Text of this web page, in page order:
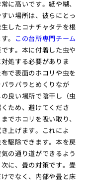
に高いです。紙や糊、
い場所は、彼らにとっ
したコナチャタテを根
。 この台所専門チーム
す。本に付着した虫や
処する必要がありま
で表面のホコリや虫を
ラパラとめくりなが
良い場所で陰干し（虫
ため、避けてくださ
でホコリを吸い取り、
上げます。これによ
駆除できます。本を戻
の通り道ができるよう
に、畳の対策です。畳
でなく、内部や畳と床